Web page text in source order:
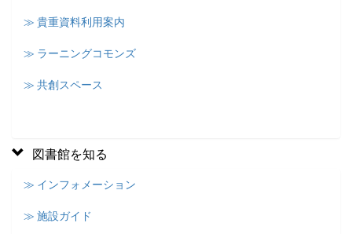
≫ 貴重資料利用案内
≫ ラーニングコモンズ
≫ 共創スペース
図書館を知る
≫ インフォメーション
≫ 施設ガイド